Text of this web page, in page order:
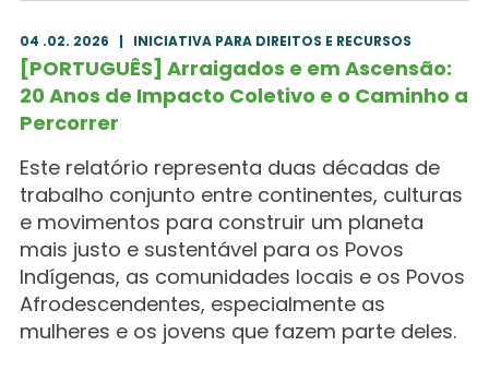
04 .02. 2026 | INICIATIVA PARA DIREITOS E RECURSOS
[PORTUGUÊS] Arraigados e em Ascensão:
20 Anos de Impacto Coletivo e o Caminho a
Percorrer
Este relatório representa duas décadas de
trabalho conjunto entre continentes, culturas
e movimentos para construir um planeta
mais justo e sustentável para os Povos
Indígenas, as comunidades locais e os Povos
Afrodescendentes, especialmente as
mulheres e os jovens que fazem parte deles.